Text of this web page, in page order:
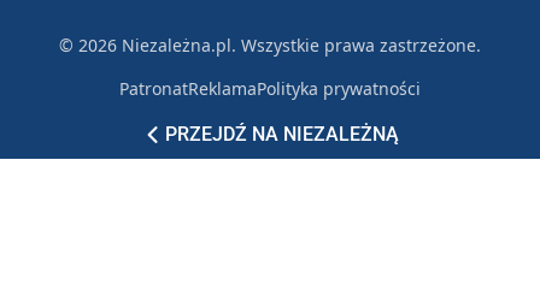
PRZEJDŹ NA NIEZALEŻNĄ
© 2026 Niezależna.pl. Wszystkie prawa zastrzeżone.
PatronatReklamaPolityka prywatności